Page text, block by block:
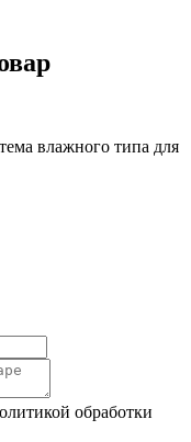
влажного типа для
обработки